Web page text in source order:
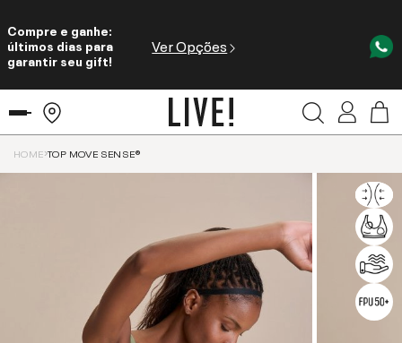
Compre e ganhe:
últimos dias para
garantir seu gift!
Ver Opções
HOME TOP MOVE SENSE®